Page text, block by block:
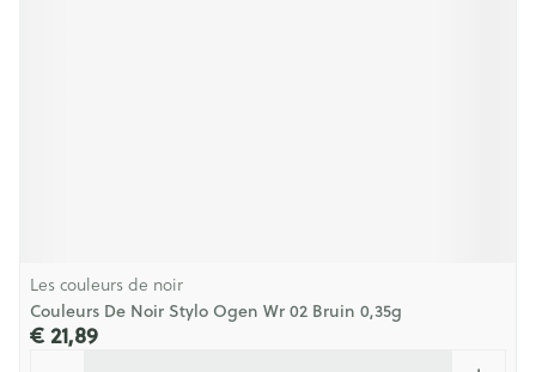
Les couleurs de noir
Couleurs De Noir Stylo Ogen Wr 02 Bruin 0,35g
€ 21,89